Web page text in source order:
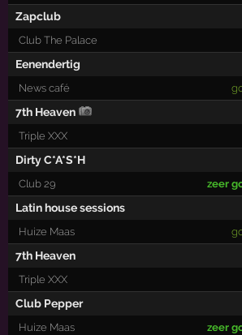
Zapclub
Club The Palace
Eenendertig
News café
7th Heaven
Triple XXX
Dirty C*A*S*H
Club 29 zeer
Latin house sessions
Huize Maas
7th Heaven
Triple XXX
Club Pepper
Huize Maas zeer